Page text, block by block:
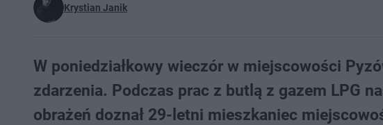
Krystian Janik
W poniedziałkowy wieczór w miejscowości
zdarzenia. Podczas prac z butlą z gazem LPG
obrażeń doznał 29-letni mieszkaniec